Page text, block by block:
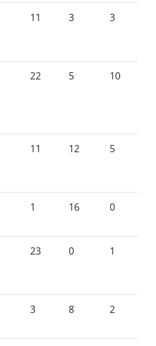
11 3 3
22 5 10
11 12 5
1 16 0
23 0 1
3 8 2